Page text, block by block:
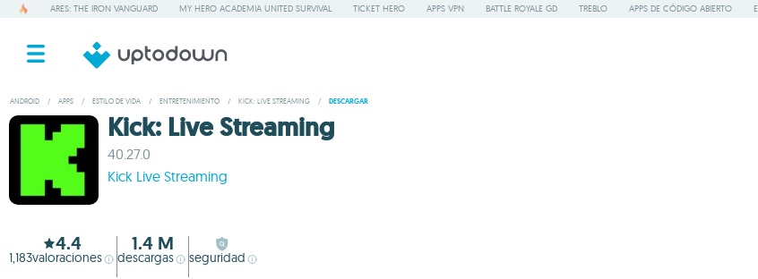
ARES: THE IRON VANGUARD MY HERO ACADEMIA UNITED SURVIVAL TICKET HERO APPS VPN BATTLE ROYALE GD TREBLO APPS DE CÓDIGO ABIERTO
ANDROID / APPS / ESTILO DE VIDA / ENTRETENIMIENTO / KICK: LIVE STREAMING / DESCARGAR
Kick: Live Streaming
40.27.0
Kick Live Streaming
4.4
1,183valoraciones
1.4 M
descargas seguridad